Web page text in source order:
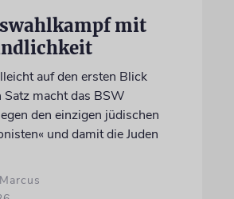
mit
auf den ersten Blick
Satz macht das BSW
den einzigen jüdischen
und damit die Juden